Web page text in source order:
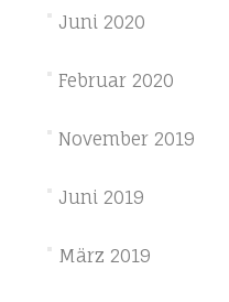
Juni 2020
Februar 2020
November 2019
Juni 2019
März 2019